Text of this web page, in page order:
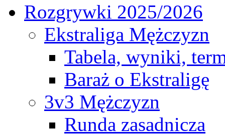
Rozgrywki 2025/2026
Ekstraliga Mężczyzn
Tabela, wyniki,
Baraż o Ekstraligę
3v3 Mężczyzn
Runda zasadnicza